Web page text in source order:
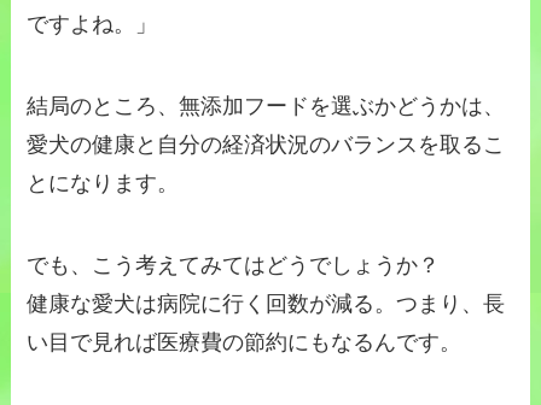
ですよね。」
結局のところ、無添加フードを選ぶかどうかは、
愛犬の健康と自分の経済状況のバランスを取るこ
とになります。
でも、こう考えてみてはどうでしょうか？
健康な愛犬は病院に行く回数が減る。つまり、長
い目で見れば医療費の節約にもなるんです。